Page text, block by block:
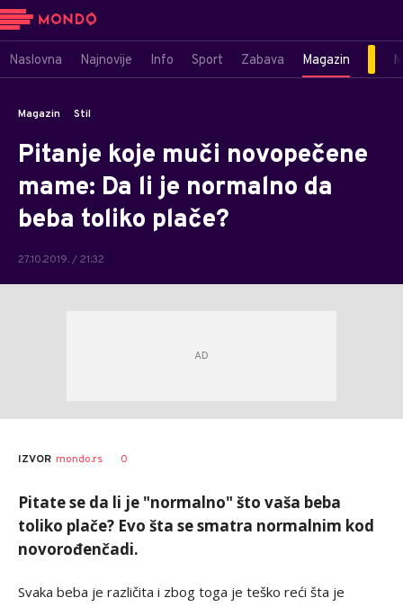
Naslovna Najnovije Info Sport Zabava Magazin
Magazin Stil
Pitanje koje muči novopečene
mame: Da li je normalno da
beba toliko plače?
27.10.2019. / 21:32
IZVOR mondo.rs 0
Pitate se da li je "normalno" što vaša beba
toliko plače? Evo šta se smatra normalnim kod
novorođenčadi.
Svaka beba je različita i zbog toga je teško reći šta je